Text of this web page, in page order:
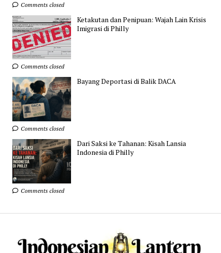
Comments closed
Ketakutan dan Penipuan: Wajah Lain Krisis
Imigrasi di Philly
Comments closed
Bayang Deportasi di Balik DACA
Comments closed
Dari Saksi ke Tahanan: Kisah Lansia
Indonesia di Philly
Comments closed